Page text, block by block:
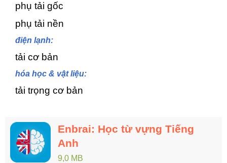
phụ tải gốc
phụ tải nền
điện lạnh:
tải cơ bản
hóa học & vật liệu:
tải trọng cơ bản
Enbrai: Học từ vựng Tiếng
Anh
9,0 MB